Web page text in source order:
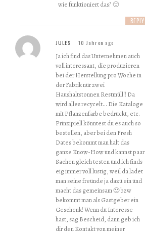
REPLY
wie funktioniert das? 🙂
JULES 10 Jahren ago
Ja ich find das Unternehmen auch
voll interessant, die produzieren
bei der Herstellung pro Woche in
der Fabrik nur zwei
Haushaltstonnen Restmüll!! Da
wird alles recycelt… Die Kataloge
mit Pflanzenfarbe bedruckt, etc.
Prinzipiell könntest du es auch so
bestellen, aber bei den Fresh
Dates bekommt man halt das
ganze Know-How und kannst paar
Sachen gleich testen und ich finds
eig immer voll lustig, weil da ladet
man seine freunde ja dazu ein und
macht das gemeinsam 🙂 bzw
bekommt man als Gastgeber ein
Geschenk! Wenn du Interesse
hast, sag Bescheid, dann geb ich
dir den Kontakt von meiner